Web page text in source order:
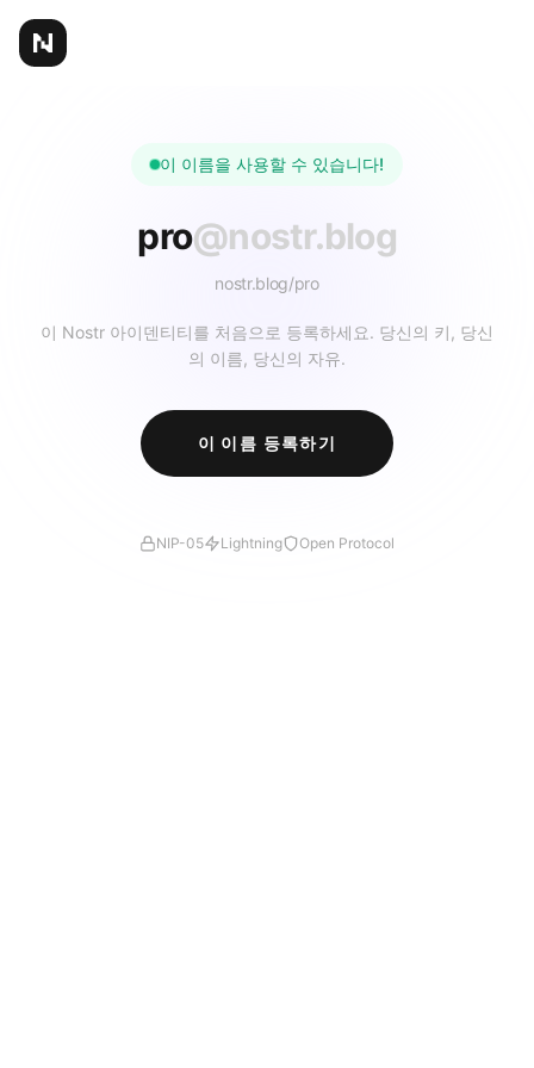
이 이름을 사용할 수 있습니다!
pro@nostr.blog
nostr.blog/pro
이 Nostr 아이덴티티를 처음으로 등록하세요. 당신의 키, 당신
의 이름, 당신의 자유.
이 이름 등록하기
NIP-05 Lightning Open Protocol